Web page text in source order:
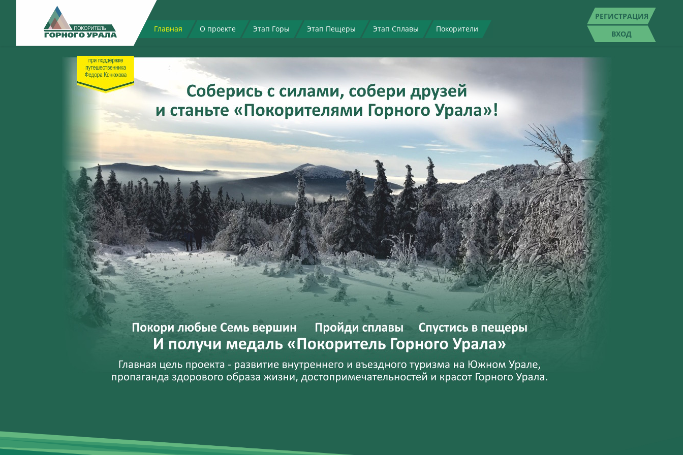
РЕГИСТРАЦИЯ
ВХОД
Главная О проекте Этап Горы Этап Пещеры Этап Сплавы Покорители